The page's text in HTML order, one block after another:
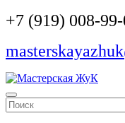
+7 (919) 008-